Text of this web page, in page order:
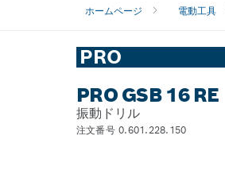
ホームページ 電動工具
PRO
PRO GSB 16 RE
振動ドリル
注文番号 0.601.228.150